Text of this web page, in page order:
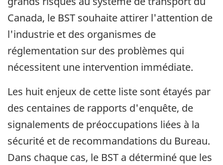
Canada, le BST souhaite attirer l'attention de
l'industrie et des organismes de
réglementation sur des problèmes qui
nécessitent une intervention immédiate.
Les huit enjeux de cette liste sont étayés par
des centaines de rapports d'enquête, de
signalements de préoccupations liées à la
sécurité et de recommandations du Bureau.
Dans chaque cas, le BST a déterminé que les